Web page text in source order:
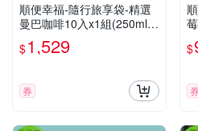
順便幸福-隨行旅享袋-精選
曼巴咖啡10入x1組(250ml
濾袋 旅行 沖泡)
$1,529
券
$
券